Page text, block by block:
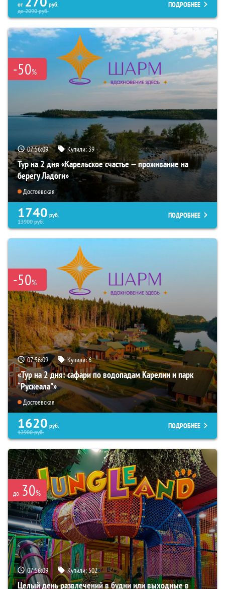
от
руб.
до2090руб.
ПОДРОБНЕЕ
-50%
07:56:08 Купили:39
Тур на 2 дня «Карельское счастье — проживание на
берегу Ладоги»
Достоевская
1740 руб.
13900руб.
ПОДРОБНЕЕ
-50%
07:56:08 Купили:6
«Тур на 2 дня: сафари по водопадам Карелии и парк
“Рускеала"»
Достоевская
1620 руб.
12900руб.
ПОДРОБНЕЕ
до 30%
07:56:08 Купили:502
Целый день развлечений в будни или выходные в